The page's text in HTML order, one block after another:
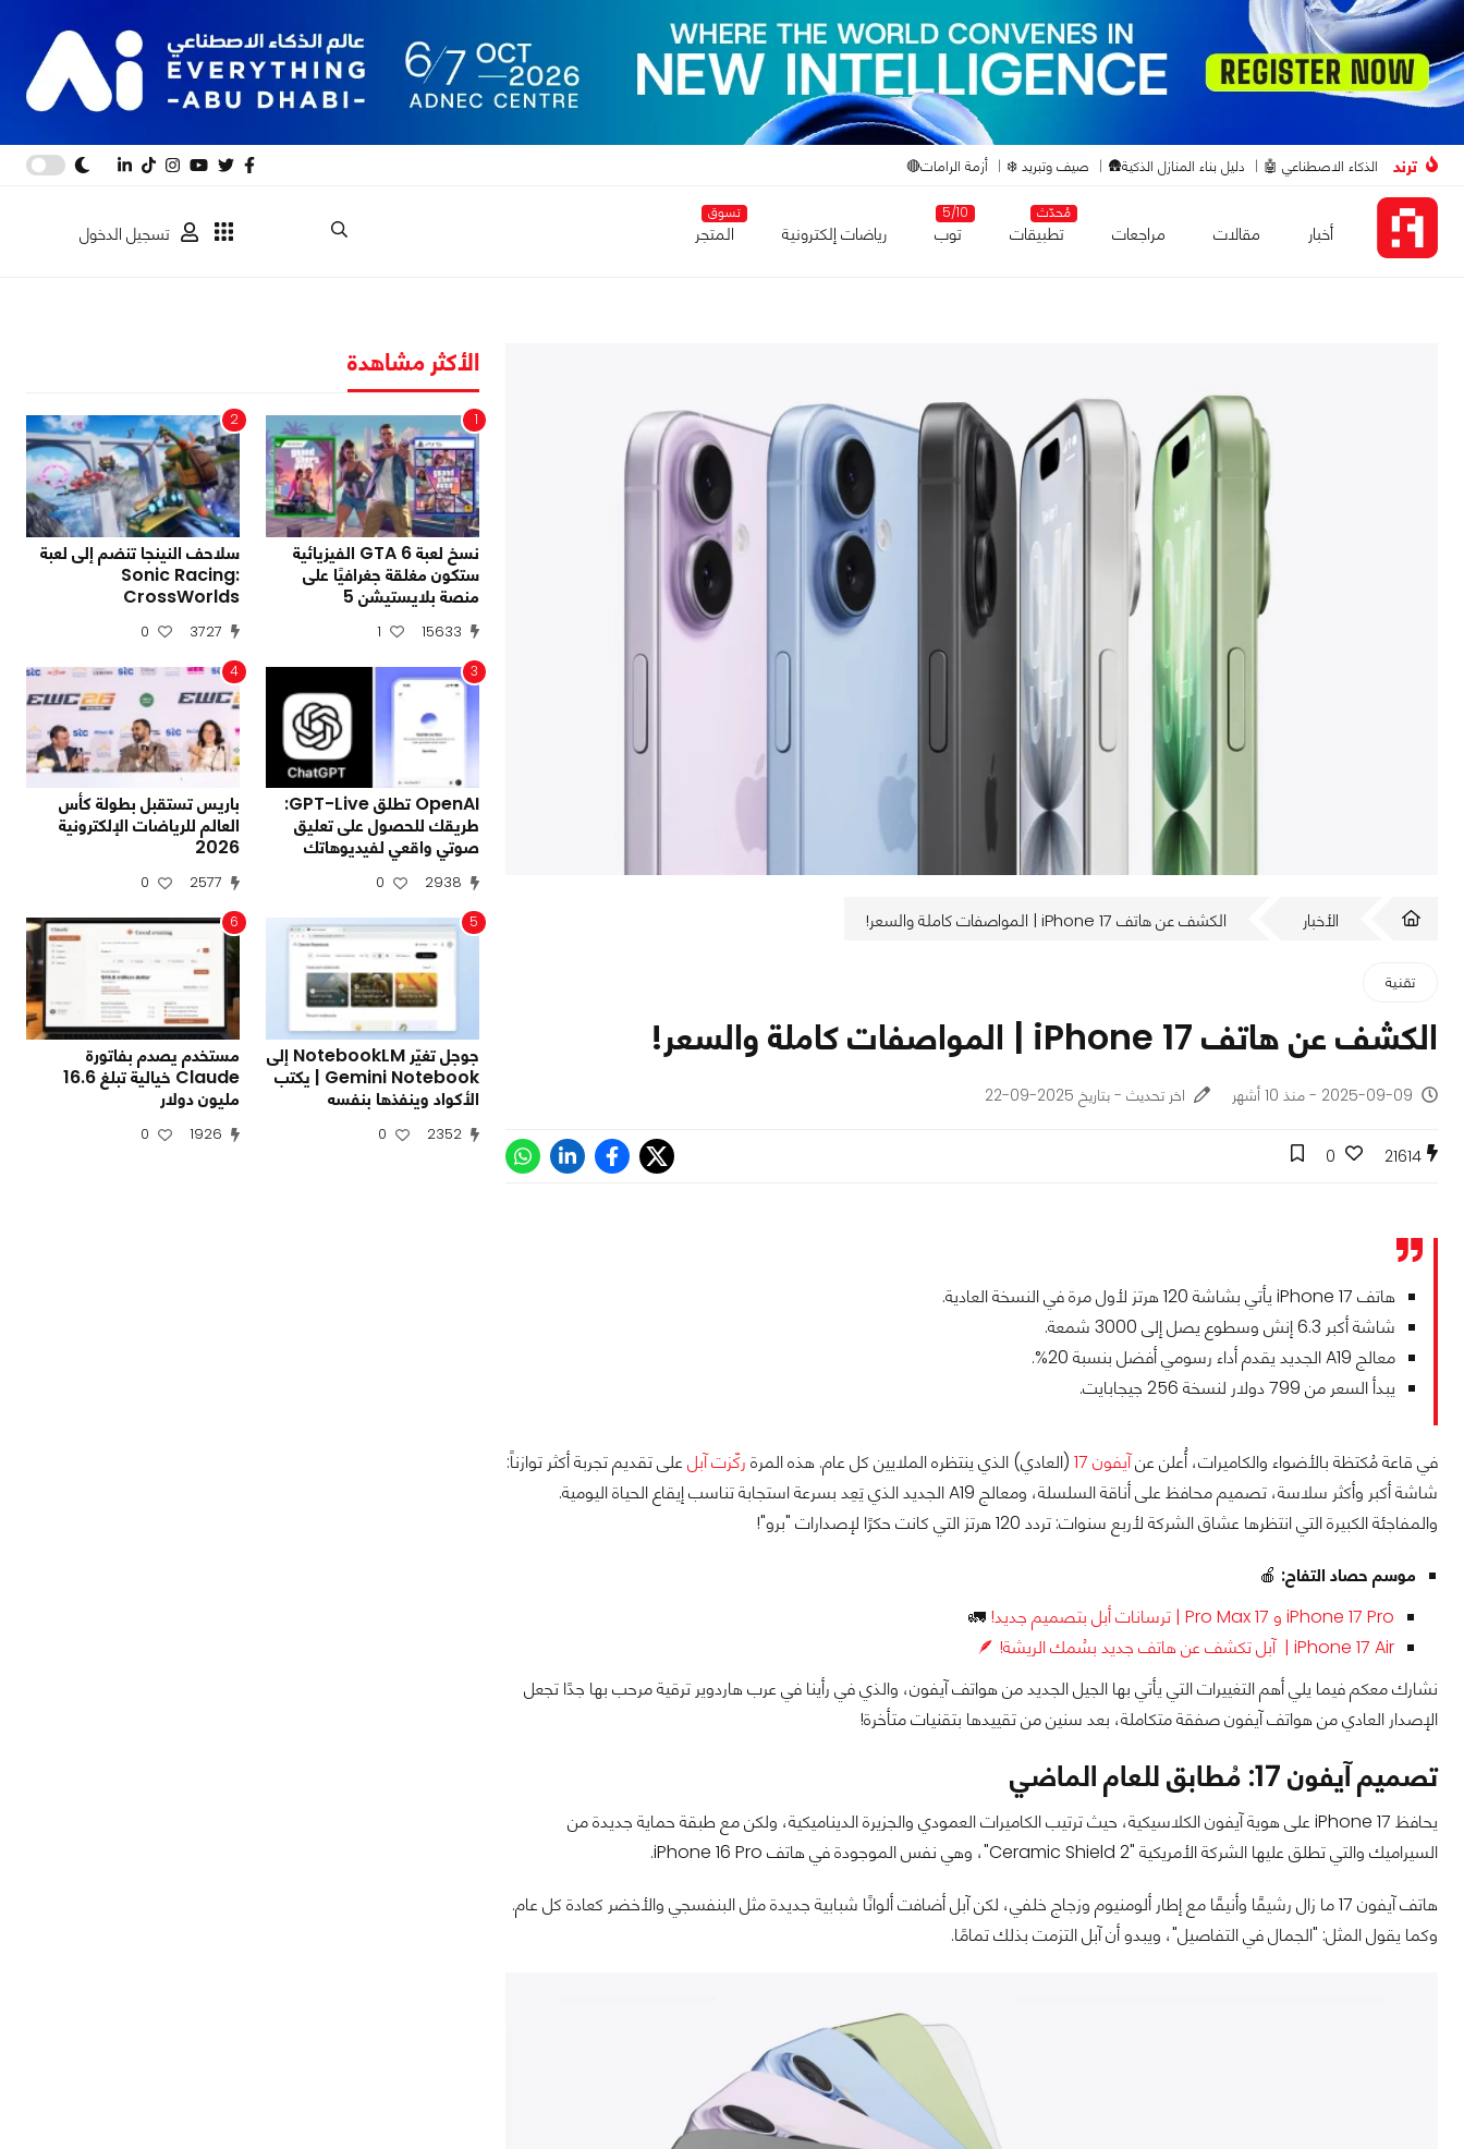
ترند الذكاء الاصطناعي 🤖 دليل بناء المنازل الذكية🛖 صيف وتبريد ❄️ أزمة الرامات🔴
أخبار مقالات مراجعات
مُحدّث
تطبيقات
5/10
توب رياضات إلكترونية
تسوق
المتجر تسجيل الدخول
الأخبار الكشف عن هاتف iPhone 17 | المواصفات كاملة والسعر!
تقنية
الكشف عن هاتف iPhone 17 | المواصفات كاملة والسعر!
2025-09-09 - منذ 10 أشهر اخر تحديث - بتاريخ 2025-09-22
21614
0
هاتف iPhone 17 يأتي بشاشة 120 هرتز لأول مرة في النسخة العادية.
شاشة أكبر 6.3 إنش وسطوع يصل إلى 3000 شمعة.
معالج A19 الجديد يقدم أداء رسومي أفضل بنسبة 20%.
يبدأ السعر من 799 دولار لنسخة 256 جيجابايت.
في قاعة مُكتظة بالأضواء والكاميرات، أُعلن عنآيفون 17 (العادي) الذي ينتظره الملايين كل عام. هذه المرة ركّزت آبلعلى تقديم تجربة أكثر توازناً:
شاشة أكبر وأكثر سلاسة، تصميم محافظ على أناقة السلسلة، ومعالج A19 الجديد الذي يَعِد بسرعة استجابة تناسب إيقاع الحياة اليومية.
والمفاجئة الكبيرة التي انتظرها عشاق الشركة لأربع سنوات: تردد 120 هرتز التي كانت حكرًا لإصدارات "برو"!
موسم حصاد التفاح: 🍎
iPhone 17 Pro و 17 Pro Max | ترسانات أبل بتصميم جديد!
🚛
iPhone 17 Air | آبل تكشف عن هاتف جديد بسُمك الريشة! 🪶
نشارك معكم فيما يلي أهم التغييرات التي يأتي بها الجيل الجديد من هواتف آيفون، والذي في رأينا في عرب هاردوير ترقية مرحب بها جدًا تجعل
الإصدار العادي من هواتف آيفون صفقة متكاملة، بعد سنين من تقييدها بتقنيات متأخرة!
تصميم آيفون 17: مُطابق للعام الماضي
يحافظ iPhone 17 على هوية آيفون الكلاسيكية، حيث ترتيب الكاميرات العمودي والجزيرة الديناميكية، ولكن مع طبقة حماية جديدة من
السيراميك والتي تطلق عليها الشركة الأمريكية "Ceramic Shield 2"، وهي نفس الموجودة في هاتف iPhone 16 Pro.
هاتف آيفون 17 ما زال رشيقًا وأنيقًا مع إطار ألومنيوم وزجاج خلفي، لكن آبل أضافت ألوانًا شبابية جديدة مثل البنفسجي والأخضر كعادة كل عام.
وكما يقول المثل: "الجمال في التفاصيل"، ويبدو أن آبل التزمت بذلك تمامًا.
الأكثر مشاهدة
1
نسخ لعبة GTA 6 الفيزيائية
ستكون مغلقة جغرافيًا على
منصة بلايستيشن 5
15633
1
2
سلاحف النينجا تنضم إلى لعبة
Sonic Racing:
CrossWorlds
3727
0
3
OpenAI تطلق GPT-Live:
طريقك للحصول على تعليق
صوتي واقعي لفيديوهاتك
2938
0
4
باريس تستقبل بطولة كأس
العالم للرياضات الإلكترونية
2026
2577
0
5
جوجل تغيّر NotebookLM إلى
Gemini Notebook | يكتب
الأكواد وينفذها بنفسه
2352
0
6
مستخدم يصدم بفاتورة
Claude خيالية تبلغ 16.6
مليون دولار
1926
0